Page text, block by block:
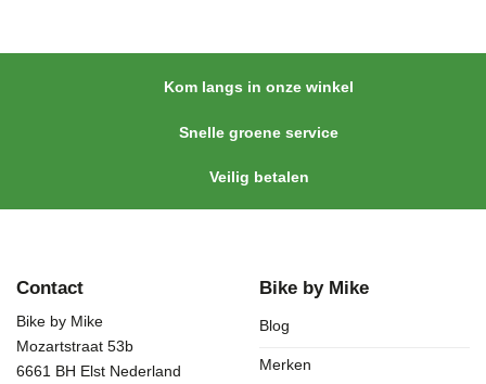
Kom langs in onze winkel
Snelle groene service
Veilig betalen
Contact
Bike by Mike
Mozartstraat 53b
6661 BH Elst Nederland
Bike by Mike
Blog
Merken